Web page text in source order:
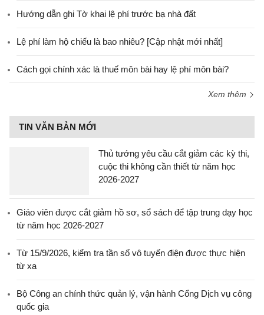
Hướng dẫn ghi Tờ khai lệ phí trước bạ nhà đất
Lệ phí làm hộ chiếu là bao nhiêu? [Cập nhật mới nhất]
Cách gọi chính xác là thuế môn bài hay lệ phí môn bài?
Xem thêm
TIN VĂN BẢN MỚI
Thủ tướng yêu cầu cắt giảm các kỳ thi,
cuộc thi không cần thiết từ năm học
2026-2027
Giáo viên được cắt giảm hồ sơ, sổ sách để tập trung dạy học
từ năm học 2026-2027
Từ 15/9/2026, kiểm tra tần số vô tuyến điện được thực hiện
từ xa
Bộ Công an chính thức quản lý, vận hành Cổng Dịch vụ công
quốc gia